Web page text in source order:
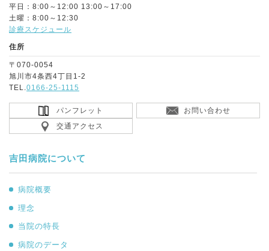
平日：8:00～12:00 13:00～17:00
土曜：8:00～12:30
診療スケジュール
住所
〒070-0054
旭川市4条西4丁目1-2
TEL.0166-25-1115
パンフレット
お問い合わせ
交通アクセス
吉田病院について
病院概要
理念
当院の特長
病院のデータ